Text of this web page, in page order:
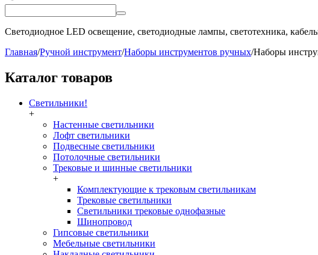
Светодиодное LED освещение, светодиодные лампы, светотехника,
Главная/Ручной инструмент/Наборы инструментов ручных/Наборы
Каталог товаров
Светильники!
+
Настенные светильники
Лофт светильники
Подвесные светильники
Потолочные светильники
Трековые и шинные светильники
+
Комплектующие к трековым светильникам
Трековые светильники
Светильники трековые однофазные
Шинопровод
Гипсовые светильники
Мебельные светильники